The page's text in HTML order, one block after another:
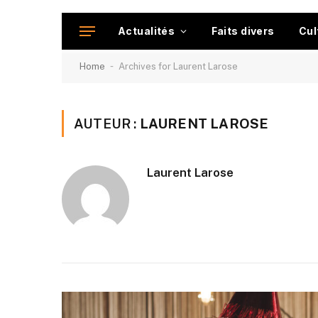
Actualités Faits divers
Home - Archives for Laurent Larose
AUTEUR : LAURENT LAROSE
Laurent Larose